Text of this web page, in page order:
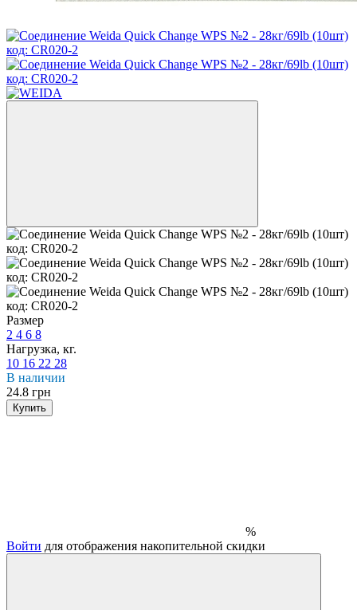
Размер
2 4 6 8
Нагрузка, кг.
10 16 22 28
В наличии
24.8 грн
Купить
%
Войти для отображения накопительной скидки